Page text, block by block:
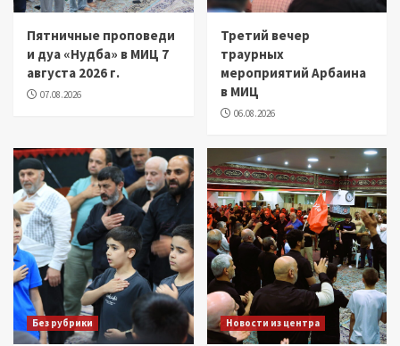
Пятничные проповеди
и дуа «Нудба» в МИЦ 7
августа 2026 г.
07.08.2026
Третий вечер
траурных
мероприятий Арбаина
в МИЦ
06.08.2026
Без рубрики Новости из центра